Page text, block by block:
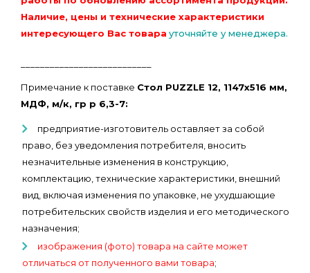
Наличие, цены и технические характеристики
интересующего Вас товара уточняйте у менеджера.
Примечание к поставке Стол PUZZLE 12, 1147х516 мм,
МДФ, м/к, гр р 6,3-7:
предприятие-изготовитель оставляет за собой
право, без уведомления потребителя, вносить
незначительные изменения в конструкцию,
комплектацию, технические характеристики, внешний
вид, включая изменения по упаковке, не ухудшающие
потребительских свойств изделия и его методического
назначения;
изображения (фото) товара на сайте может
отличаться от полученного вами товара;